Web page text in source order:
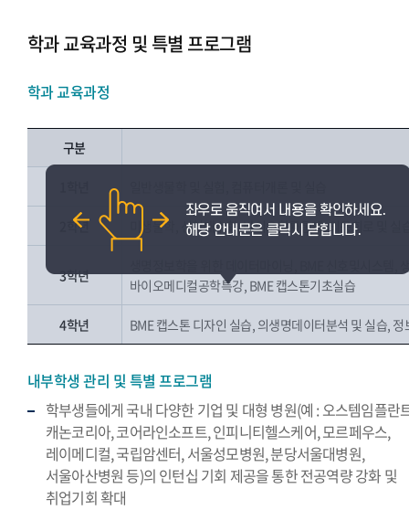
학과 교육과정 및 특별 프로그램
학과 교육과정
구분
2학년 미생물학, 선형대수학, 바이오확률통계, 의용회로 및
3학년
바이오메디컬공학특강, BME 캡스톤기초실습
4학년 BME 캡스톤 디자인 실습, 의생명데이터분석 및 실습,
내부학생 관리 및 특별 프로그램
학부생들에게 국내 다양한 기업 및 대형 병원(예 : 오스템임플란
캐논코리아, 코어라인소프트, 인피니티헬스케어, 모르페우스,
레이메디컬, 국립암센터, 서울성모병원, 분당서울대병원,
서울아산병원 등)의 인턴십 기회 제공을 통한 전공역량 강화 및
취업기회 확대